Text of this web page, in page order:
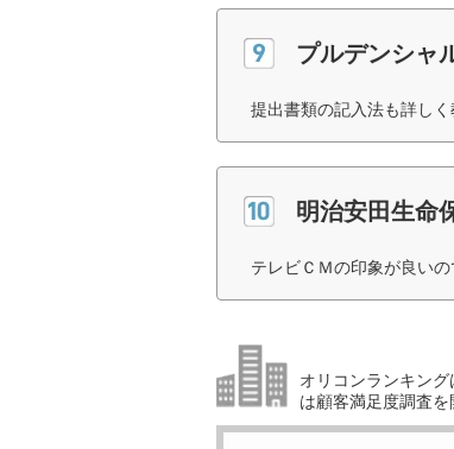
プルデンシャ
提出書類の記入法も詳し
明治安田生命
テレビＣＭの印象が良い
オリコンランキン
は顧客満足度調査